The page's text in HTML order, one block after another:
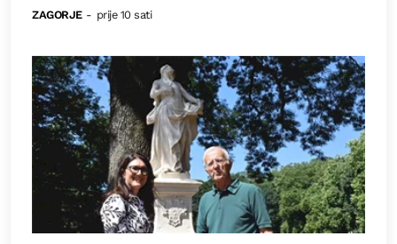
ZAGORJE - prije 10 sati